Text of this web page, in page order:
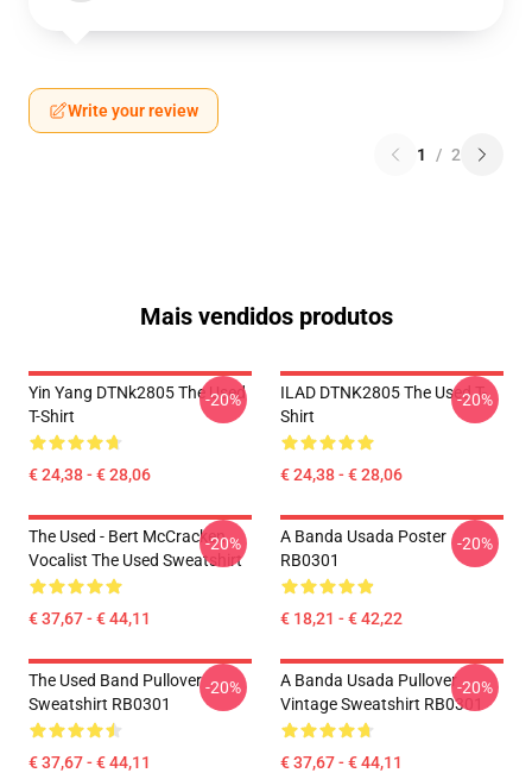
Write your review
1 / 2
Mais vendidos produtos
Yin Yang DTNk2805 The Used
T-Shirt
€ 24,38 - € 28,06
-20%
ILAD DTNK2805 The Used T-
Shirt
€ 24,38 - € 28,06
-20%
The Used - Bert McCracken
Vocalist The Used Sweatshirt
€ 37,67 - € 44,11
-20%
A Banda Usada Poster
RB0301
€ 18,21 - € 42,22
-20%
The Used Band Pullover
Sweatshirt RB0301
€ 37,67 - € 44,11
-20%
A Banda Usada Pullover
Vintage Sweatshirt RB0301
€ 37,67 - € 44,11
-20%